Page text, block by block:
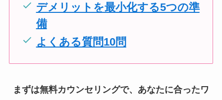
デメリットを最小化する5つの準
備
よくある質問10問
まずは無料カウンセリングで、あなたに合ったワ